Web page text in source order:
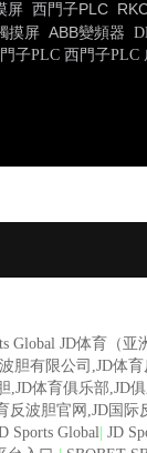
屏 西門子PLC
摸屏 ABB變頻器
子PLC 西門子PLC
Global JD体育（亚
胆有限公司,JD体
,JD体育俱乐部,JD
反波胆官网,JD国际
Sports Global JD